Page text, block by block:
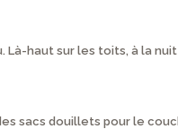
Là-haut sur les toits, à la
sacs douillets pour le